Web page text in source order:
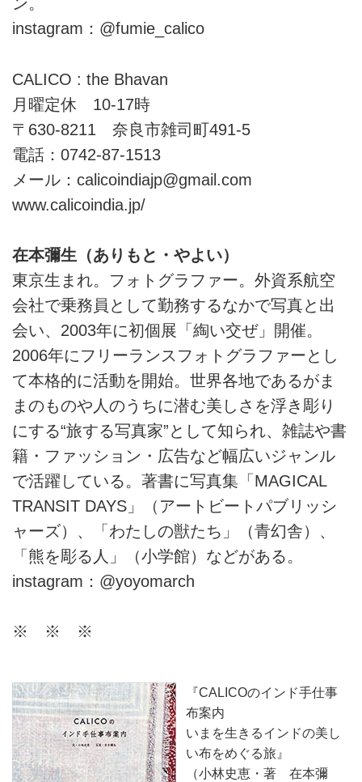
instagram：@fumie_calico
CALICO : the Bhavan
月曜定休 10-17時
〒630-8211 奈良市雑司町491-5
電話：0742-87-1513
メール：calicoindiajp@gmail.com
www.calicoindia.jp/
在本彌生（ありもと・やよい）
東京生まれ。フォトグラファー。外資系航空
会社で乗務員として勤務するなかで写真と出
会い、2003年に初個展「綯い交ぜ」開催。
2006年にフリーランスフォトグラファーとし
て本格的に活動を開始。世界各地であるがま
まのものや人のうちに潜む美しさを浮き彫り
にする“旅する写真家”として知られ、雑誌や書
籍・ファッション・広告など幅広いジャンル
で活躍している。著書に写真集「MAGICAL
TRANSIT DAYS」（アートビートパブリッシ
ャーズ）、「わたしの獣たち」（青幻舎）、
「熊を彫る人」（小学館）などがある。
instagram：@yoyomarch
※ ※ ※
『CALICOのインド手仕事
布案内
いまを生きるインドの美し
い布をめぐる旅』
（小林史恵・著 在本彌